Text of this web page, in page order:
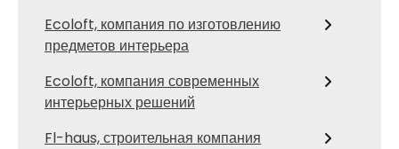
Ecoloft, компания по изготовлению
предметов интерьера
Ecoloft, компания современных
интерьерных решений
Fl-haus, строительная компания